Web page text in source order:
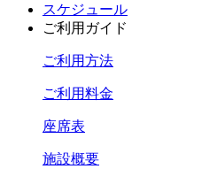
スケジュール
ご利用ガイド
ご利用方法
ご利用料金
座席表
施設概要